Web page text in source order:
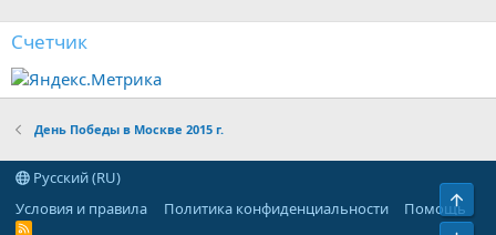
Счетчик
День Победы в Москве 2015 г.
Русский (RU)
Условия и правила
Политика конфиденциальности Помощь
R